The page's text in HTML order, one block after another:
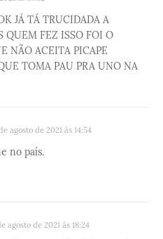
JÁ TÁ TRUCIDADA A
QUEM FEZ ISSO FOI O
NÃO ACEITA PICAPE
TOMA PAU PRA UNO NA
agosto de 2021 às 14:54
no país.
agosto de 2021 às 18:24